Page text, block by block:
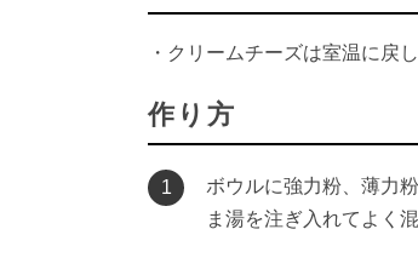
・クリームチーズは室温に戻
作り方
1
ボウルに強力粉、薄力
ま湯を注ぎ入れてよく混